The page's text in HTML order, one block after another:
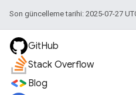
Son güncelleme tarihi: 2025-07-27
GitHub
Stack Overflow
Blog